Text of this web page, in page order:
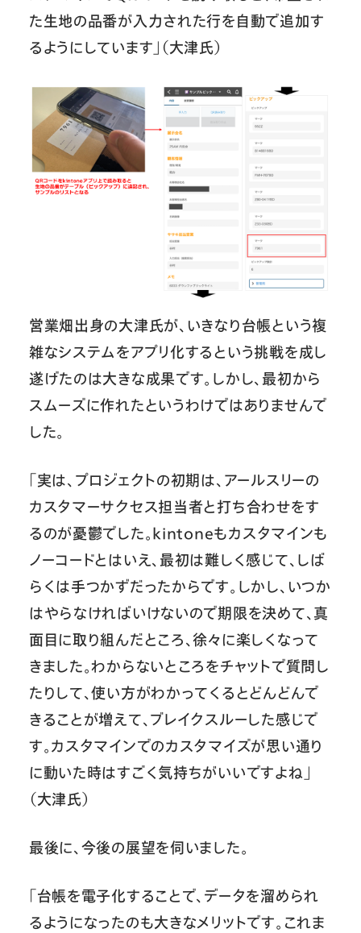
た生地の品番が入力された行を自動で追加す
るようにしています」（大津氏）
営業畑出身の大津氏が、いきなり台帳という複
雑なシステムをアプリ化するという挑戦を成し
遂げたのは大きな成果です。しかし、最初から
スムーズに作れたというわけではありませんで
した。
「実は、プロジェクトの初期は、アールスリーの
カスタマーサクセス担当者と打ち合わせをす
るのが憂鬱でした。kintoneもカスタマインも
ノーコードとはいえ、最初は難しく感じて、しば
らくは手つかずだったからです。しかし、いつか
はやらなければいけないので期限を決めて、真
面目に取り組んだところ、徐々に楽しくなって
きました。わからないところをチャットで質問し
たりして、使い方がわかってくるとどんどんで
きることが増えて、ブレイクスルーした感じで
す。カスタマインでのカスタマイズが思い通り
に動いた時はすごく気持ちがいいですよね」
（大津氏）
最後に、今後の展望を伺いました。
「台帳を電子化することで、データを溜められ
るようになったのも大きなメリットです。これま